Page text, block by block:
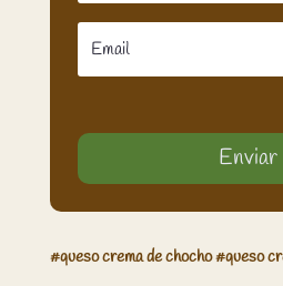
Enviar
#queso crema de chocho#queso